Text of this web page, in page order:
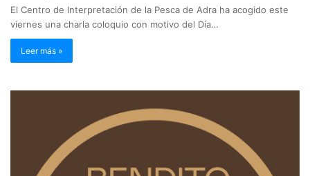
El Centro de Interpretación de la Pesca de Adra ha acogido este
viernes una charla coloquio con motivo del Día…
Leer más »